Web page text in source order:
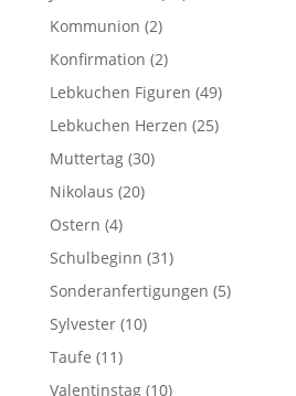
Kommunion (2)
Konfirmation (2)
Lebkuchen Figuren (49)
Lebkuchen Herzen (25)
Muttertag (30)
Nikolaus (20)
Ostern (4)
Schulbeginn (31)
Sonderanfertigungen (5)
Sylvester (10)
Taufe (11)
Valentinstag (10)